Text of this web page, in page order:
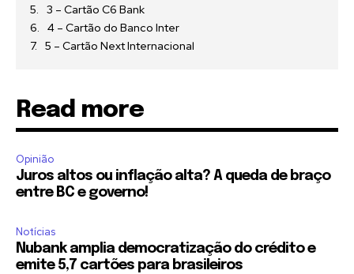
3 – Cartão C6 Bank
4 – Cartão do Banco Inter
5 – Cartão Next Internacional
Read more
Opinião
Juros altos ou inflação alta? A queda de braço
entre BC e governo!
Notícias
Nubank amplia democratização do crédito e
emite 5,7 cartões para brasileiros